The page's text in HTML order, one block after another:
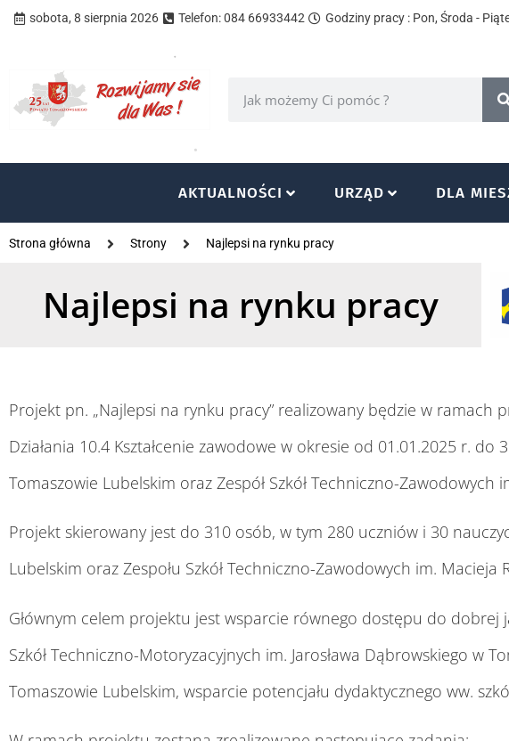
sobota, 8 sierpnia 2026 Telefon: 084 66933442 Godziny pracy : Pon, Środa -
AKTUALNOŚCI URZĄD DLA
Strona główna Strony Najlepsi na rynku pracy
Najlepsi na rynku pracy
Projekt pn. „Najlepsi na rynku pracy” realizowany będzie w
Działania 10.4 Kształcenie zawodowe w okresie od 01.01.2025 r.
Tomaszowie Lubelskim oraz Zespół Szkół Techniczno-Zawodowych
Projekt skierowany jest do 310 osób, w tym 280 uczniów i 30
Lubelskim oraz Zespołu Szkół Techniczno-Zawodowych im. Macieja
Głównym celem projektu jest wsparcie równego dostępu do dobrej
Szkół Techniczno-Motoryzacyjnych im. Jarosława Dąbrowskiego w
Tomaszowie Lubelskim, wsparcie potencjału dydaktycznego ww.